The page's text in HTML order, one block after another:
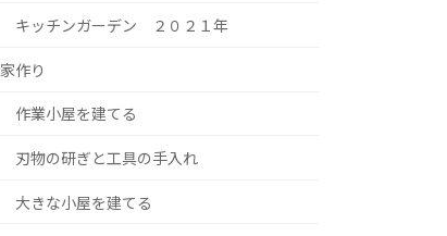
キッチンガーデン ２０２１年
家作り
作業小屋を建てる
刃物の研ぎと工具の手入れ
大きな小屋を建てる